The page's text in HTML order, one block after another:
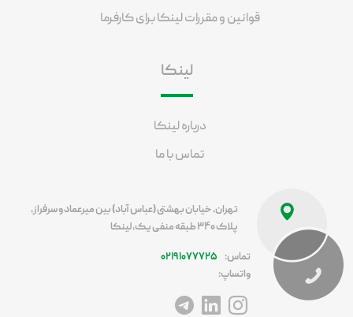
قوانین و مقررات لینکا برای کارفرما
لینکا
درباره لینکا
تماس با ما
تهران، خیابان بهشتی (عباس آباد) بین میرعماد و سرفراز،
پلاک ۳۴۰ طبقه منفی یک، لینکا
تماس:
۰۲۱۹۱۰۷۷۷۲۵
واتساپ:
آدرس اینستاگرام
آدرس لینکداین
آدرس تلگرام